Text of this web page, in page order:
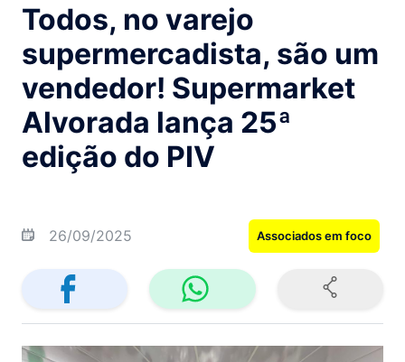
Todos, no varejo
supermercadista, são um
vendedor! Supermarket
Alvorada lança 25ª
edição do PIV
26/09/2025 Associados em foco